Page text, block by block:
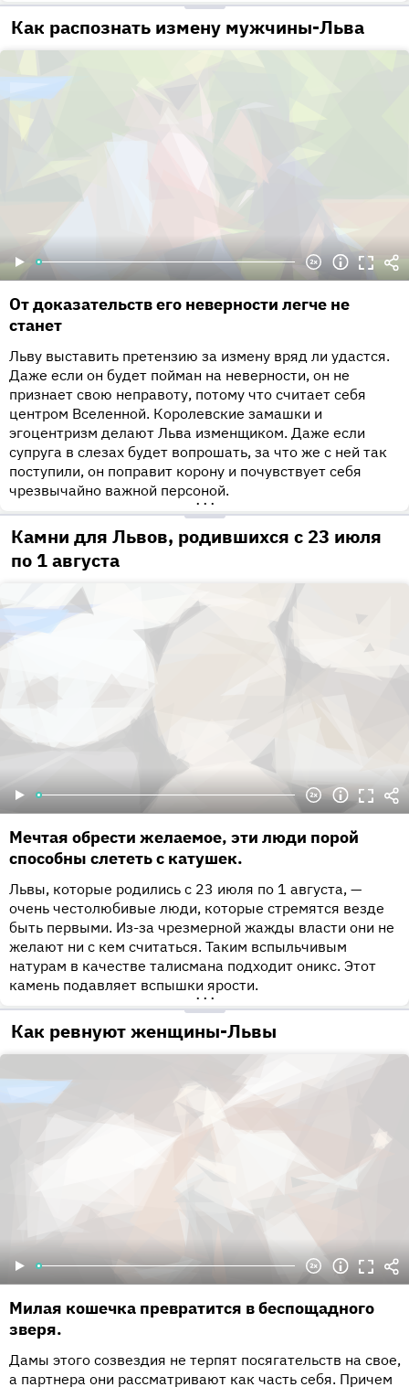
Как распознать измену мужчины-Льва
От доказательств его неверности легче не
станет
Льву выставить претензию за измену вряд ли удастся.
Даже если он будет пойман на неверности, он не
признает свою неправоту, потому что считает себя
центром Вселенной. Королевские замашки и
эгоцентризм делают Льва изменщиком. Даже если
супруга в слезах будет вопрошать, за что же с ней так
поступили, он поправит корону и почувствует себя
чрезвычайно важной персоной.
•••
Камни для Львов, родившихся с 23 июля
по 1 августа
Мечтая обрести желаемое, эти люди порой
способны слететь с катушек.
Львы, которые родились с 23 июля по 1 августа, —
очень честолюбивые люди, которые стремятся везде
быть первыми. Из-за чрезмерной жажды власти они не
желают ни с кем считаться. Таким вспыльчивым
натурам в качестве талисмана подходит оникс. Этот
камень подавляет вспышки ярости.
•••
Как ревнуют женщины-Львы
Милая кошечка превратится в беспощадного
зверя.
Дамы этого созвездия не терпят посягательств на свое,
а партнера они рассматривают как часть себя. Причем